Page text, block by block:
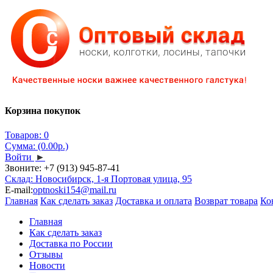
Корзина покупок
Товаров: 0
Сумма: (0.00р.)
Войти ►
Звоните: +7 (913) 945-87-41
Склад: Новосибирск, 1-я Портовая улица, 95
E-mail:optnoski154@mail.ru
Главная Как сделать заказ Доставка и оплата Возврат товара
Главная
Как сделать заказ
Доставка по России
Отзывы
Новости